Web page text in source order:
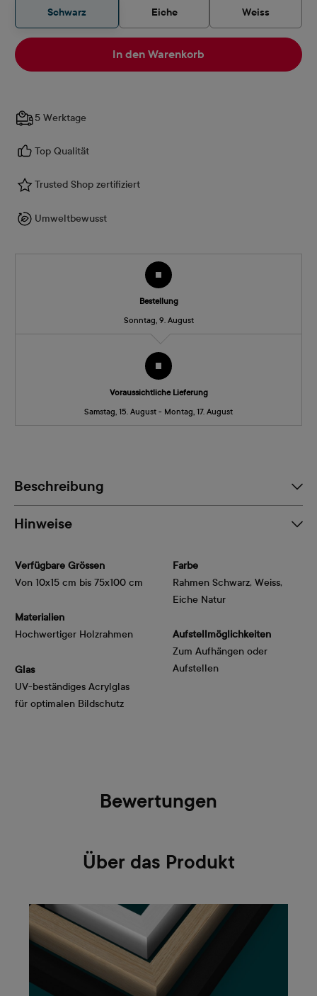
Schwarz Eiche Weiss
In den Warenkorb
5 Werktage
Top Qualität
Trusted Shop zertifiziert
Umweltbewusst
Bestellung
Sonntag, 9. August
Voraussichtliche Lieferung
Samstag, 15. August - Montag, 17. August
Beschreibung
Hinweise
Verfügbare Grössen
Von 10x15 cm bis 75x100 cm
Materialien
Hochwertiger Holzrahmen
Glas
UV-beständiges Acrylglas
für optimalen Bildschutz
Farbe
Rahmen Schwarz, Weiss,
Eiche Natur
Aufstellmöglichkeiten
Zum Aufhängen oder
Aufstellen
Bewertungen
Über das Produkt